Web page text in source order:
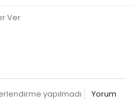
Ver
yapılmadı
Yorum